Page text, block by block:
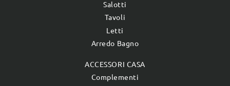
Salotti
Tavoli
Letti
Arredo Bagno
ACCESSORI CASA
Complementi